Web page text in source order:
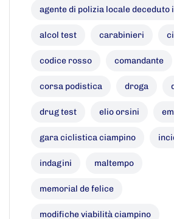
agente di polizia locale deceduto
alcol test carabinieri
codice rosso comandante
corsa podistica droga
drug test elio orsini
gara ciclistica ciampino
indagini maltempo
memorial de felice
modifiche viabilità ciampino